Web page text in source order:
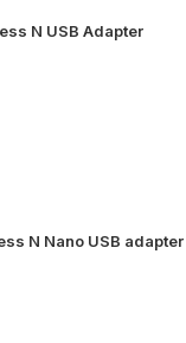
N USB Adapter
N Nano USB adapter